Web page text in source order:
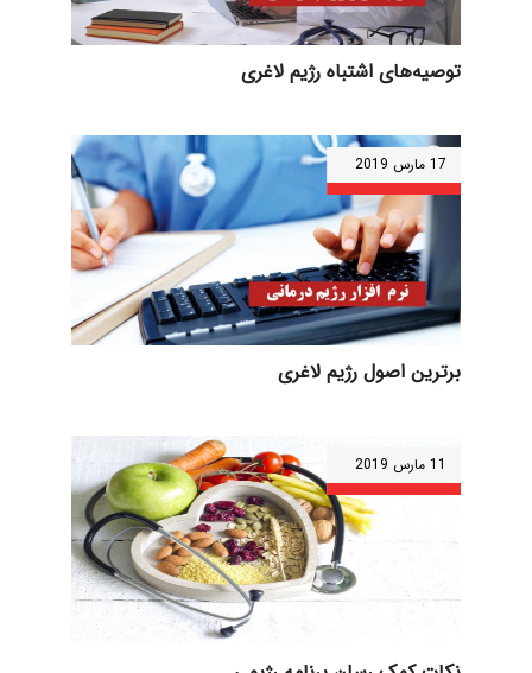
توصیه‌های اشتباه رژیم لاغری
17 مارس 2019
برترین اصول رژیم لاغری
11 مارس 2019